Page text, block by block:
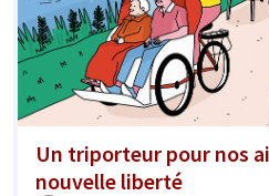
Un triporteur pour nos
nouvelle liberté